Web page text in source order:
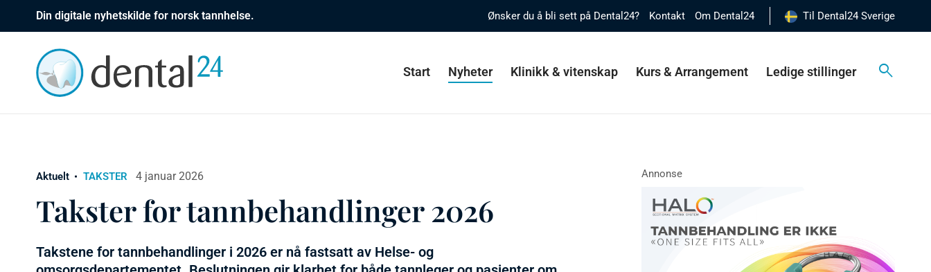
Din digitale nyhetskilde for norsk tannhelse. Ønsker du å bli sett på Dental24? Kontakt Om Dental24 Til Dental24 Sverige
Start Nyheter Klinikk & vitenskap Kurs & Arrangement Ledige stillinger
Aktuelt TAKSTER 4 januar 2026
Takster for tannbehandlinger 2026
Takstene for tannbehandlinger i 2026 er nå fastsatt av Helse- og